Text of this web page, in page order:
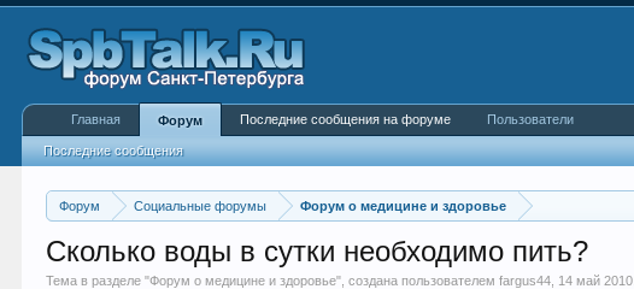
Форум Социальные форумы Форум о медицине и здоровье
Сколько воды в сутки необходимо пить?
Тема в разделе "Форум о медицине и здоровье", создана пользователемfargus44 14 май 2010
Главная Форум
Последние сообщения
Последние сообщения на форуме Пользователи